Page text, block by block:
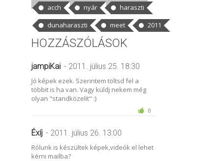
acch nyár
haraszti
dunaharaszti
meet 2011
HOZZÁSZÓLÁSOK
jampiKai - 2011. július 25. 18:30
Jó képek ezek. Szerintem töltsd fel a
többit is ha van. Vagy küldj nekem még
olyan "standközelit" :)
0
Éxíj - 2011. július 26. 13:00
Rólunk is készültek képek,videók el lehet
kérni mailba?